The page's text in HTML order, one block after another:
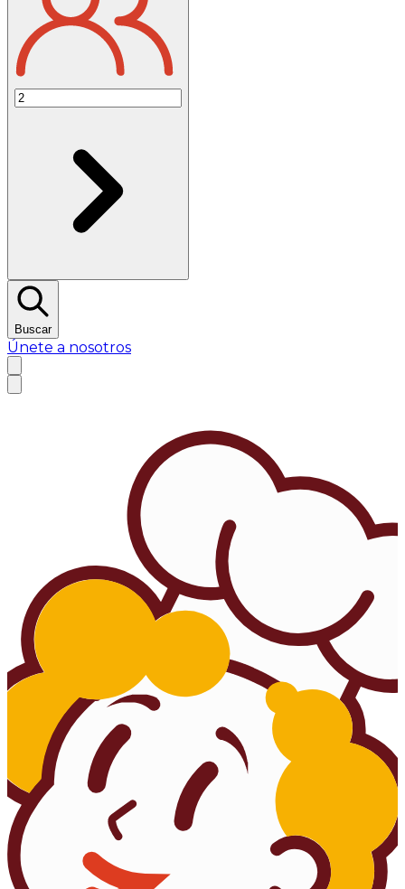
Buscar
Únete a nosotros